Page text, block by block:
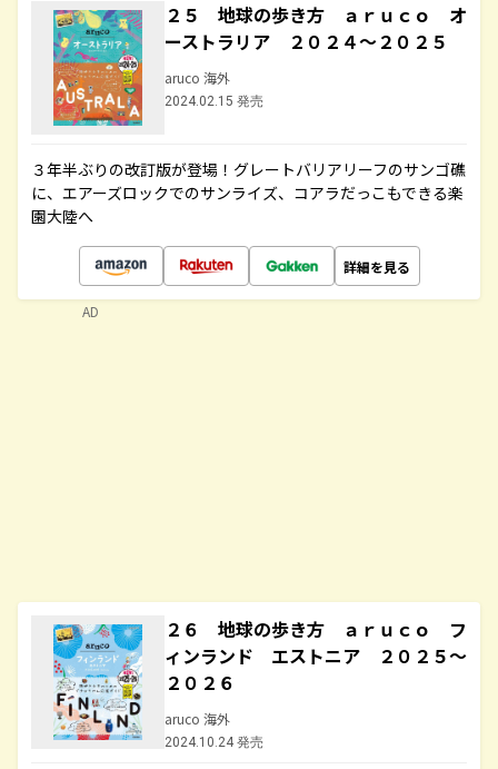
２５ 地球の歩き方 ａｒｕｃｏ オ
ーストラリア ２０２４～２０２５
aruco 海外
2024.02.15 発売
３年半ぶりの改訂版が登場！グレートバリアリーフのサンゴ礁
に、エアーズロックでのサンライズ、コアラだっこもできる楽
園大陸へ
詳細を見る
２６ 地球の歩き方 ａｒｕｃｏ フ
ィンランド エストニア ２０２５～
２０２６
aruco 海外
2024.10.24 発売
AD